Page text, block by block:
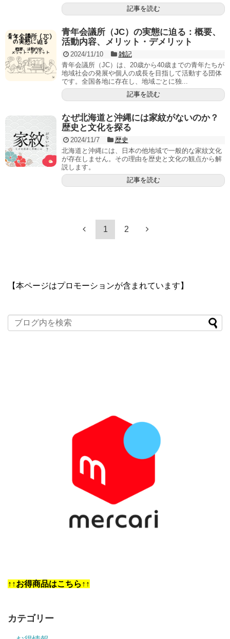
記事を読む
青年会議所（JC）の実態に迫る：概要、
活動内容、メリット・デメリット
2024/11/10
雑記
青年会議所（JC）は、20歳から40歳までの青年たちが
地域社会の発展や個人の成長を目指して活動する団体
です。全国各地に存在し、地域ごとに独...
記事を読む
なぜ北海道と沖縄には家紋がないのか？
歴史と文化を探る
2024/11/7
歴史
北海道と沖縄には、日本の他地域で一般的な家紋文化
が存在しません。その理由を歴史と文化の観点から解
説します。
記事を読む
1 2
【本ページはプロモーションが含まれています】
↑↑お得商品はこちら↑↑
カテゴリー